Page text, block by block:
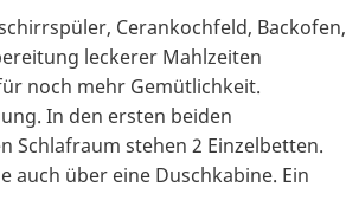
Cerankochfeld, Backofen,
leckerer Mahlzeiten
noch mehr Gemütlichkeit.
In den ersten beiden
Schlafraum stehen 2 Einzelbetten.
auch über eine Duschkabine. Ein